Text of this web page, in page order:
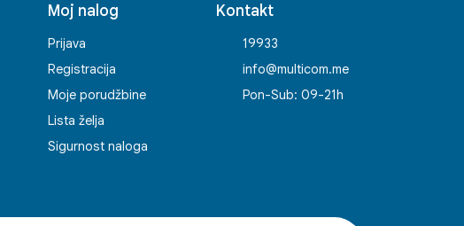
Moj nalog
Prijava
Registracija
Moje porudžbine
Lista želja
Sigurnost naloga
Kontakt
19933
info@multicom.me
Pon-Sub: 09-21h